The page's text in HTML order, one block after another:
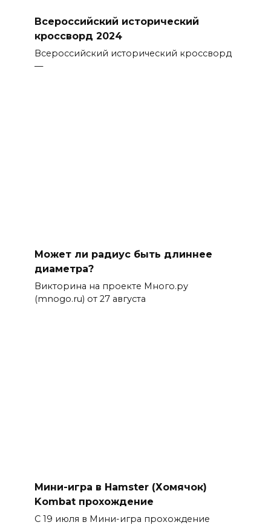
Всероссийский исторический
кроссворд 2024
Всероссийский исторический кроссворд
—
Может ли радиус быть длиннее
диаметра?
Викторина на проекте Много.ру
(mnogo.ru) от 27 августа
Мини-игра в Hamster (Хомячок)
Kombat прохождение
С 19 июля в Мини-игра прохождение